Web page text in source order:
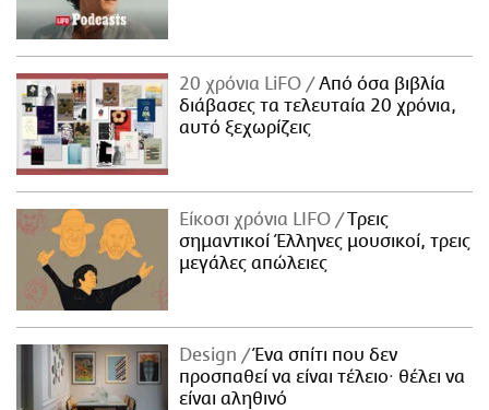
LIFO SHOP
NEWSLETTER
ΜΙΚΡΟΠΡΑΓΜΑΤΑ
THE GOOD LIFO
LIFOLAND
CITY GUIDE
ΑΜΠΑ
PRINT
20 χρόνια LiFO
Από όσα βιβλία
διάβασες τα τελευταία 20 χρόνια,
αυτό ξεχωρίζεις
Είκοσι χρόνια LIFO
Tρεις
σημαντικοί Έλληνες μουσικοί, τρεις
μεγάλες απώλειες
Design
Ένα σπίτι που δεν
προσπαθεί να είναι τέλειο· θέλει να
είναι αληθινό